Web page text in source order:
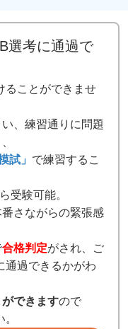
選考に通過で
ることができませ
、練習通りに問題
試」 で練習するこ
受験可能。
さながらの緊張感
合格判定がされ、ご
通過できるかがわ
できますので